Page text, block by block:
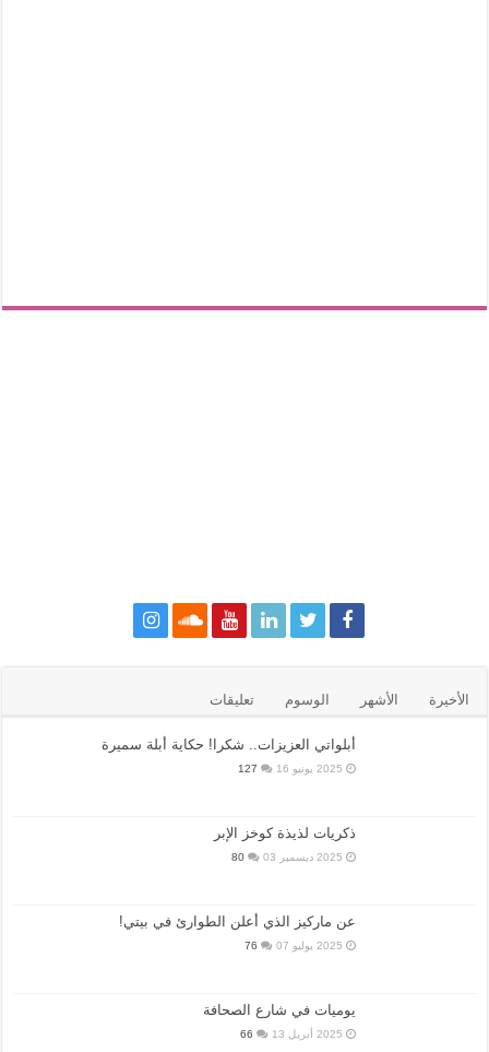
الأخيرة الأشهر الوسوم تعليقات
أبلواتي العزيزات.. شكرا! حكاية أبلة سميرة
2025 يونيو 16 127
ذكريات لذيذة كوخز الإبر
2025 ديسمبر 03 80
عن ماركيز الذي أعلن الطوارئ في بيتي!
2025 يوليو 07 76
يوميات في شارع الصحافة
2025 أبريل 13 66